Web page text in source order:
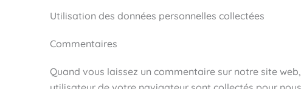
Utilisation des données personnelles collectées
Commentaires
Quand vous laissez un commentaire sur notre site